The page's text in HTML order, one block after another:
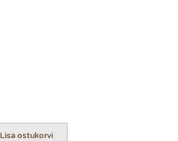
Lisa ostukorvi